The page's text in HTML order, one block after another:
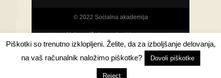
© 2022 Socialna akademija
Najcenejša izposoja video opreme
Back to Top ↑
Piškotki so trenutno izklopljeni. Želite, da za izboljšanje delovanja,
na vaš računalnik naložimo piškotke?
Dovoli piškotke
Reject